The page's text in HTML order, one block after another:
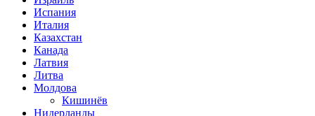
Испания
Италия
Казахстан
Канада
Латвия
Литва
Молдова
Кишинёв
Нидерланды